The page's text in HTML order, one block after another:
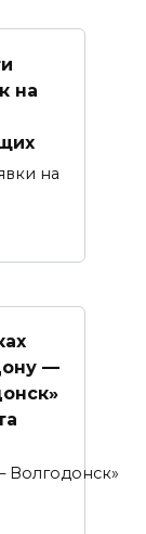
на
на
—
Волгодонск»